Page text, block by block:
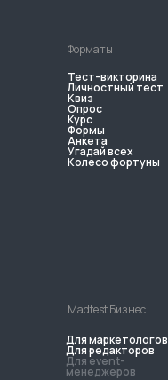
Форматы
Madtest Бизнес
Для маркетологов
Для редакторов
Для event-
менеджеров
Тест-викторина
Личностный тест
Квиз
Опрос
Курс
Формы
Анкета
Угадай всех
Колесо фортуны